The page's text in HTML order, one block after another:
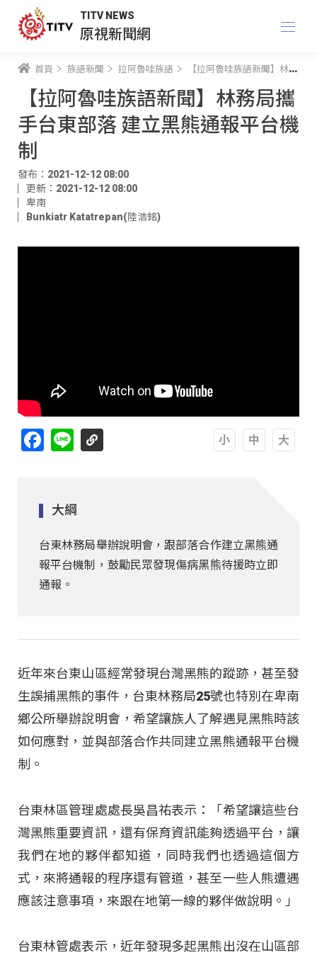
TITV NEWS
原視新聞網
首頁 族語新聞 拉阿魯哇族語 【拉阿魯哇族語新聞】林務局攜手台東部落 建立黑熊通報平台機制
【拉阿魯哇族語新聞】林務局攜
手台東部落 建立黑熊通報平台機
制
發布：2021-12-12 08:00
更新：2021-12-12 08:00
卑南
Bunkiatr Katatrepan(陸浩銘)
Facebook
Line
大綱
台東林務局舉辦說明會，跟部落合作建立黑熊通
報平台機制，鼓勵民眾發現傷病黑熊待援時立即
通報。
近年來台東山區經常發現台灣黑熊的蹤跡，甚至發
生誤捕黑熊的事件，台東林務局25號也特別在卑南
鄉公所舉辦說明會，希望讓族人了解遇見黑熊時該
如何應對，並與部落合作共同建立黑熊通報平台機
制。
台東林區管理處處長吳昌祐表示：「希望讓這些台
灣黑熊重要資訊，還有保育資訊能夠透過平台，讓
我們在地的夥伴都知道，同時我們也透過這個方
式，來將通報的程序還有管道，甚至一些人熊遭遇
應該注意事項，來跟在地第一線的夥伴做說明。」
台東林管處表示，近年發現多起黑熊出沒在山區部